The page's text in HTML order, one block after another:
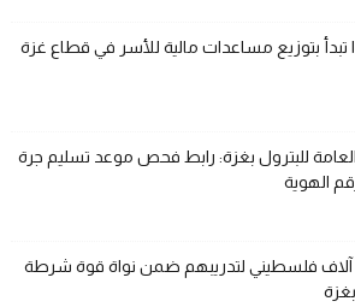
تبدأ بتوزيع مساعدات مالية للأسر في قطاع غزة
العامة للبترول بغزة: رابط فحص موعد تسليم جرة
الهوية
5 آلاف فلسطيني لتدريبهم ضمن نواة قوة شرطة